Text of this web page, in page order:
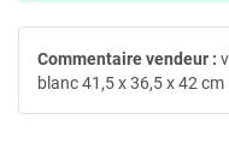
Commentaire vendeur :
blanc 41,5 x 36,5 x 42 cm